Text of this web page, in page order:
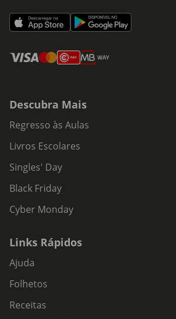
Descubra Mais
Regresso às Aulas
Livros Escolares
Singles' Day
Black Friday
Cyber Monday
Links Rápidos
Ajuda
Folhetos
Receitas